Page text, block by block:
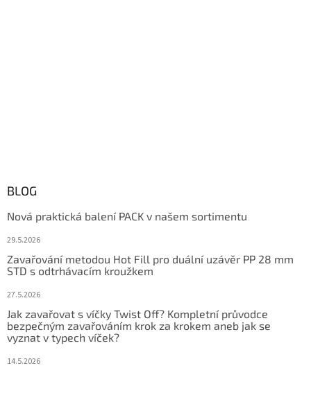
BLOG
Nová praktická balení PACK v našem sortimentu
29.5.2026
Zavařování metodou Hot Fill pro duální uzávěr PP 28 mm
STD s odtrhávacím kroužkem
27.5.2026
Jak zavařovat s víčky Twist Off? Kompletní průvodce
bezpečným zavařováním krok za krokem aneb jak se
vyznat v typech víček?
14.5.2026